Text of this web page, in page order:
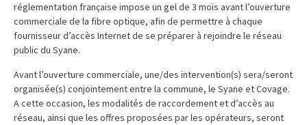
réglementation française impose un gel de 3 mois avant l’ouverture
commerciale de la fibre optique, afin de permettre à chaque
fournisseur d’accès Internet de se préparer à rejoindre le réseau
public du Syane.
Avant l’ouverture commerciale, une/des intervention(s) sera/seront
organisée(s) conjointement entre la commune, le Syane et Covage.
A cette occasion, les modalités de raccordement et d’accès au
réseau, ainsi que les offres proposées par les opérateurs, seront